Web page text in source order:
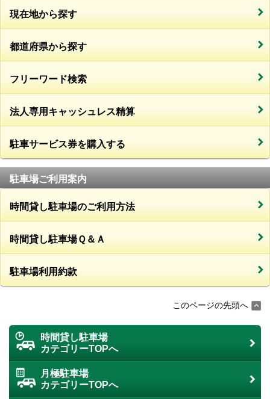
現在地から探す
都道府県から探す
フリーワード検索
法人専用キャッシュレス精算
駐車サービス券を購入する
駐車場ご利用案内
時間貸し駐車場のご利用方法
時間貸し駐車場Ｑ＆Ａ
駐車場利用約款
このページの先頭へ
時間貸し駐車場
カテゴリーTOPへ
月極駐車場
カテゴリーTOPへ